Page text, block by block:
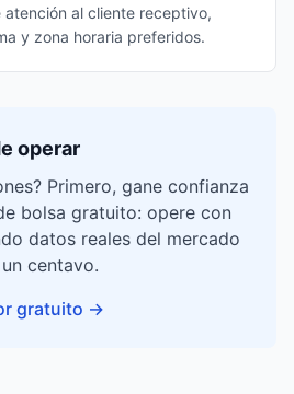
atención al cliente receptivo,
y zona horaria preferidos.
operar
Primero, gane confianza
bolsa gratuito: opere con
datos reales del mercado
centavo.
gratuito →